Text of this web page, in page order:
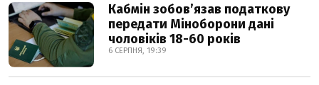
Кабмін зобовʼязав податкову
передати Міноборони дані
чоловіків 18-60 років
6 СЕРПНЯ, 19:39